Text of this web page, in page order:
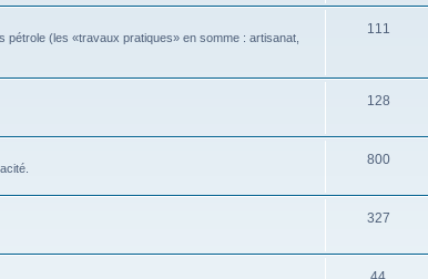
(les «travaux pratiques» en somme : artisanat,
111
128
800
327